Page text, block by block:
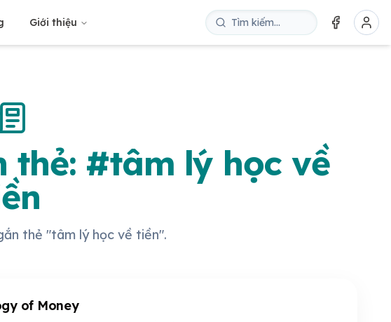
Giới thiệu
thẻ: #tâm lý học về
thẻ "tâm lý học về tiền".
of Money